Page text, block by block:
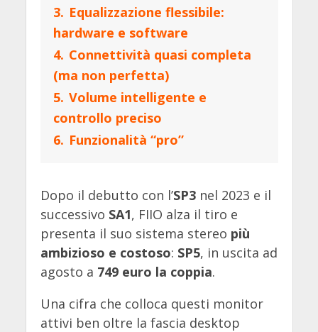
3. Equalizzazione flessibile:
hardware e software
4. Connettività quasi completa
(ma non perfetta)
5. Volume intelligente e
controllo preciso
6. Funzionalità “pro”
Dopo il debutto con l’SP3nel 2023 e il
successivo SA1, FIIO alza il tiro e
presenta il suo sistema stereo più
ambizioso e costoso: SP5, in uscita ad
agosto a 749 euro la coppia.
Una cifra che colloca questi monitor
attivi ben oltre la fascia desktop